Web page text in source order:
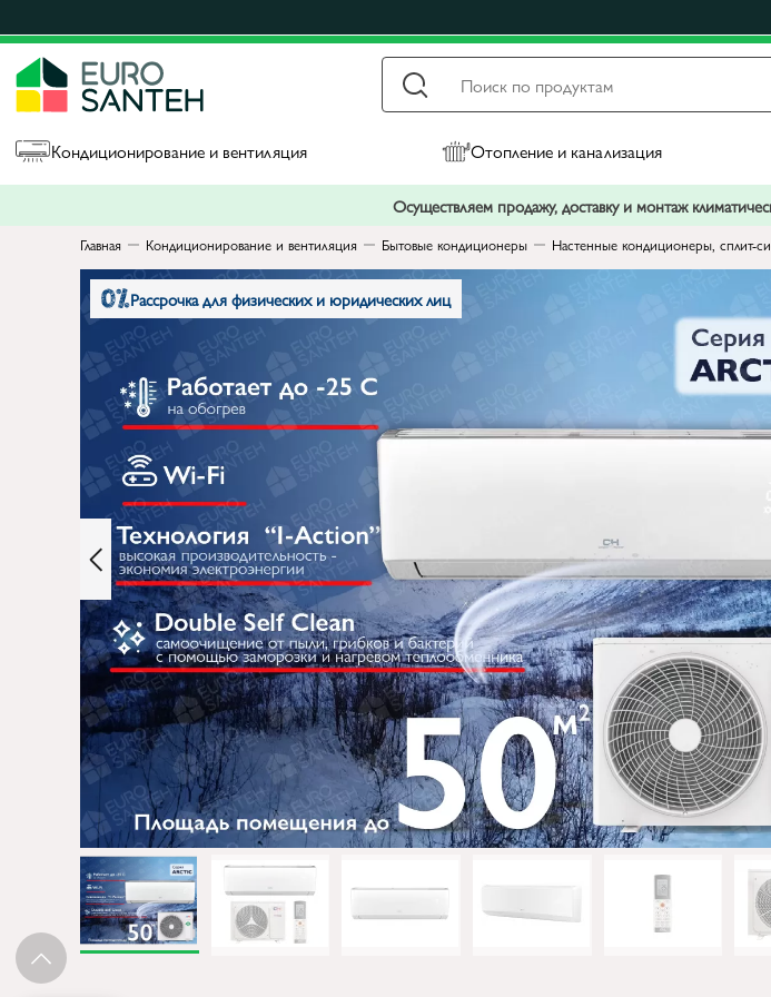
Кондиционирование и вентиляция Отопление и канализация
Осуществляем продажу, доставку и монтаж
Главная Кондиционирование и вентиляция Бытовые кондиционеры Настенные кондиционеры, сплит-
Рассрочка для физических и юридических лиц